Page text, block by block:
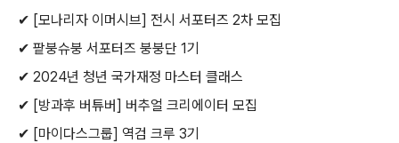
✔ [모나리자 이머시브] 전시 서포터즈 2차 모집
✔ 팥붕슈붕 서포터즈 붕붕단 1기
✔ 2024년 청년 국가재정 마스터 클래스
✔ [방과후 버튜버] 버추얼 크리에이터 모집
✔ [마이다스그룹] 역검 크루 3기